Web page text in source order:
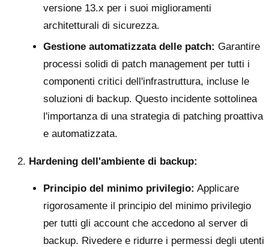
versione 13.x per i suoi miglioramenti
architetturali di sicurezza.
Gestione automatizzata delle patch: Garantire
processi solidi di patch management per tutti i
componenti critici dell'infrastruttura, incluse le
soluzioni di backup. Questo incidente sottolinea
l'importanza di una strategia di patching proattiva
e automatizzata.
Hardening dell'ambiente di backup:
Principio del minimo privilegio: Applicare
rigorosamente il principio del minimo privilegio
per tutti gli account che accedono al server di
backup. Rivedere e ridurre i permessi degli utenti